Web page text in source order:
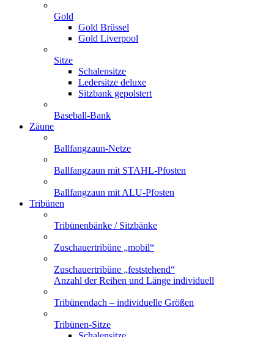
Gold
Gold Brüssel
Gold Liverpool
Sitze
Schalensitze
Ledersitze deluxe
Sitzbank gepolstert
Baseball-Bank
Zäune
Ballfangzaun-Netze
Ballfangzaun mit STAHL-Pfosten
Ballfangzaun mit ALU-Pfosten
Tribünen
Tribünenbänke / Sitzbänke
Zuschauertribüne „mobil“
Zuschauertribüne „feststehend“
Anzahl der Reihen und Länge individuell
Tribünendach – individuelle Größen
Tribünen-Sitze